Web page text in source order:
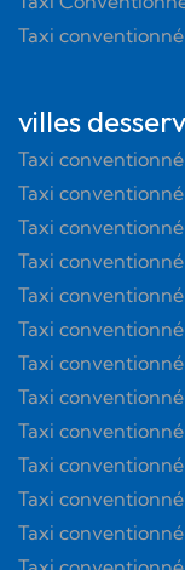
Taxi
villes
Taxi
Taxi
Taxi
Taxi
Taxi
Taxi
Taxi
Taxi
Taxi
Taxi
Taxi
Taxi